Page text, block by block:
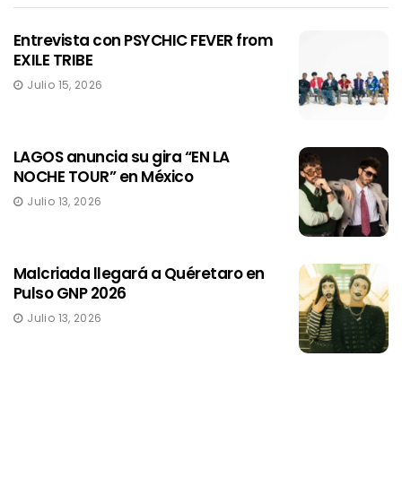
Entrevista con PSYCHIC FEVER from
EXILE TRIBE
Julio 15, 2026
LAGOS anuncia su gira “EN LA
NOCHE TOUR” en México
Julio 13, 2026
Malcriada llegará a Quéretaro en
Pulso GNP 2026
Julio 13, 2026